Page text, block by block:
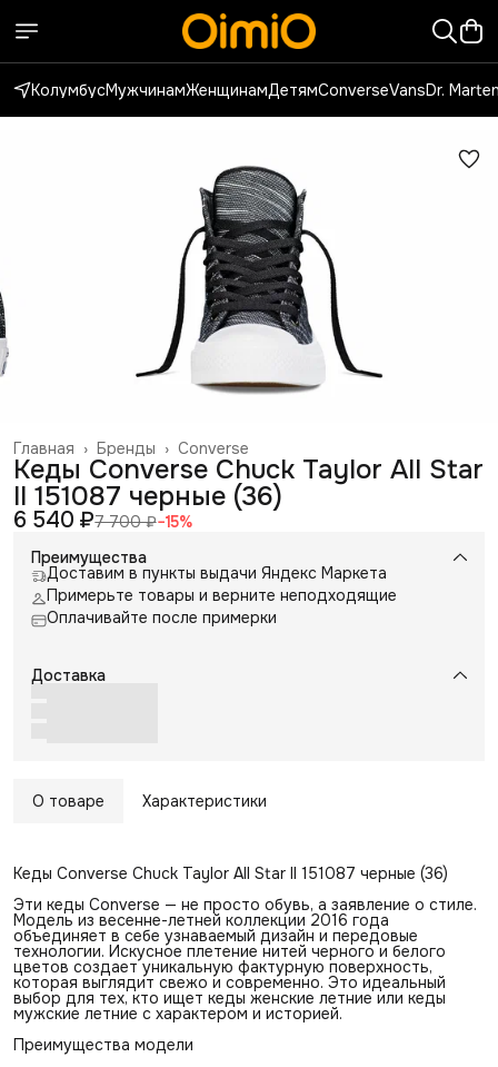
КолумбусМужчинамЖенщинамДетямConverseVansDr.
Converse
Бренды ›
Главная ›
Кеды Converse Chuck Taylor All Star
II 151087 черные (36)
6 540 ₽7 700 ₽−15%
Преимущества
Доставим в пункты выдачи Яндекс Маркета
Примерьте товары и верните неподходящие
Оплачивайте после примерки
Доставка
О товаре Характеристики
Кеды Converse Chuck Taylor All Star II 151087 черные (36)
Эти кеды Converse — не просто обувь, а заявление о стиле.
Модель из весенне-летней коллекции 2016 года
объединяет в себе узнаваемый дизайн и передовые
технологии. Искусное плетение нитей черного и белого
цветов создает уникальную фактурную поверхность,
которая выглядит свежо и современно. Это идеальный
выбор для тех, кто ищет кеды женские летние или кеды
мужские летние с характером и историей.
Преимущества модели